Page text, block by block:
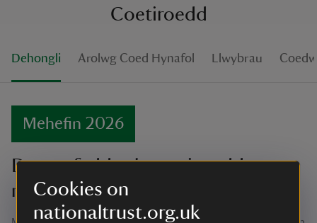
Cookies on
nationaltrust.org.uk
Coetiroedd
Dehongli Arolwg Coed Hynafol Llwybrau
Mehefin 2026
Darganfyddwch goetir sydd
newydd ei adfer!